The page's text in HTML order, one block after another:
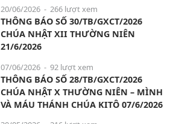
20/06/2026 - 266 lượt xem
THÔNG BÁO SỐ 30/TB/GXCT/2026
CHÚA NHẬT XII THƯỜNG NIÊN
21/6/2026
07/06/2026 - 92 lượt xem
THÔNG BÁO SỐ 28/TB/GXCT/2026
CHÚA NHẬT X THƯỜNG NIÊN – MÌNH
VÀ MÁU THÁNH CHÚA KITÔ 07/6/2026